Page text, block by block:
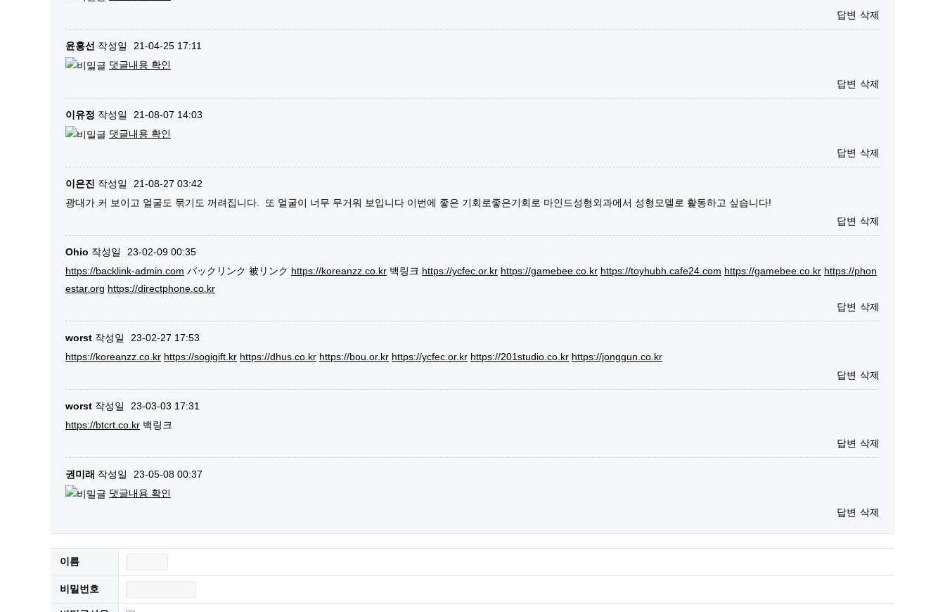
답변 삭제
윤홍선 작성일
21-04-25 17:11
댓글내용 확인
답변 삭제
이유정 작성일
21-08-07 14:03
댓글내용 확인
답변 삭제
이은진 작성일
21-08-27 03:42
광대가 커 보이고 얼굴도 묶기도 꺼려집니다. 또 얼굴이 너무 무거워 보입니다 이번에 좋은 기회로좋은기회로 마인드성형외과에서 성형모델로 활동하고 싶습니다!
답변 삭제
Ohio 작성일
23-02-09 00:35
https://backlink-admin.com バックリンク 被リンク https://koreanzz.co.kr 백링크 https://ycfec.or.kr https://gamebee.co.kr https://toyhubh.cafe24.com https://gamebee.co.kr https://phon
estar.org https://directphone.co.kr
답변 삭제
worst 작성일
23-02-27 17:53
https://koreanzz.co.kr https://sogigift.kr https://dhus.co.kr https://bou.or.kr https://ycfec.or.kr https://201studio.co.kr https://jonggun.co.kr
답변 삭제
worst 작성일
23-03-03 17:31
https://btcrt.co.kr 백링크
답변 삭제
권미래 작성일
23-05-08 00:37
댓글내용 확인
답변 삭제
이름
비밀번호